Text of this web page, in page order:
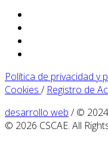
Política de privacidad y
Cookies / Registro de
desarrollo web / © 2024
© 2026 CSCAE. All